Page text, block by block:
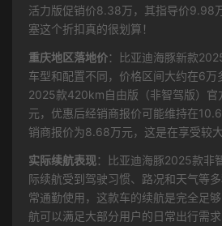
活力版促销价8.38万，其指导价9.98
塞这个折扣真的很划算！
重庆地区落地价 ：比亚迪海豚新款
车型和配置不同，价格区间大约在6万
2025款420km自由版（非智驾版）官
元，优惠后经销商报价可能维持在
销商报价为8.68万元，这是在享受较
实际续航表现 ：比亚迪海豚2025款非
际续航受到驾驶习惯、路况和天气等
常通勤使用，这款车的续航是完全足
航可以满足大部分用户的日常出行需